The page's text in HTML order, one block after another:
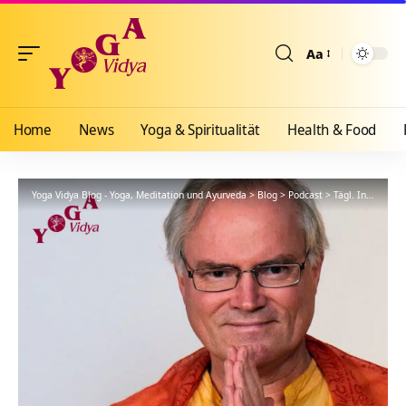
Aa
Home News Yoga & Spiritualität Health & Food
Yoga Vidya Blog - Yoga, Meditation und Ayurveda>Blog>Podcast>Tägl. Inspiration